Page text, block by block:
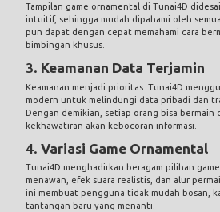
Tampilan game ornamental di Tunai4D
intuitif, sehingga mudah dipahami oleh
pun dapat dengan cepat memahami cara
bimbingan khusus.
3. Keamanan Data Terjamin
Keamanan menjadi prioritas. Tunai4D
modern untuk melindungi data pribadi dan
Dengan demikian, setiap orang bisa bermain
kekhawatiran akan kebocoran informasi.
4. Variasi Game Ornamental
Tunai4D menghadirkan beragam pilihan
menawan, efek suara realistis, dan alur
ini membuat pengguna tidak mudah bosan,
tantangan baru yang menanti.